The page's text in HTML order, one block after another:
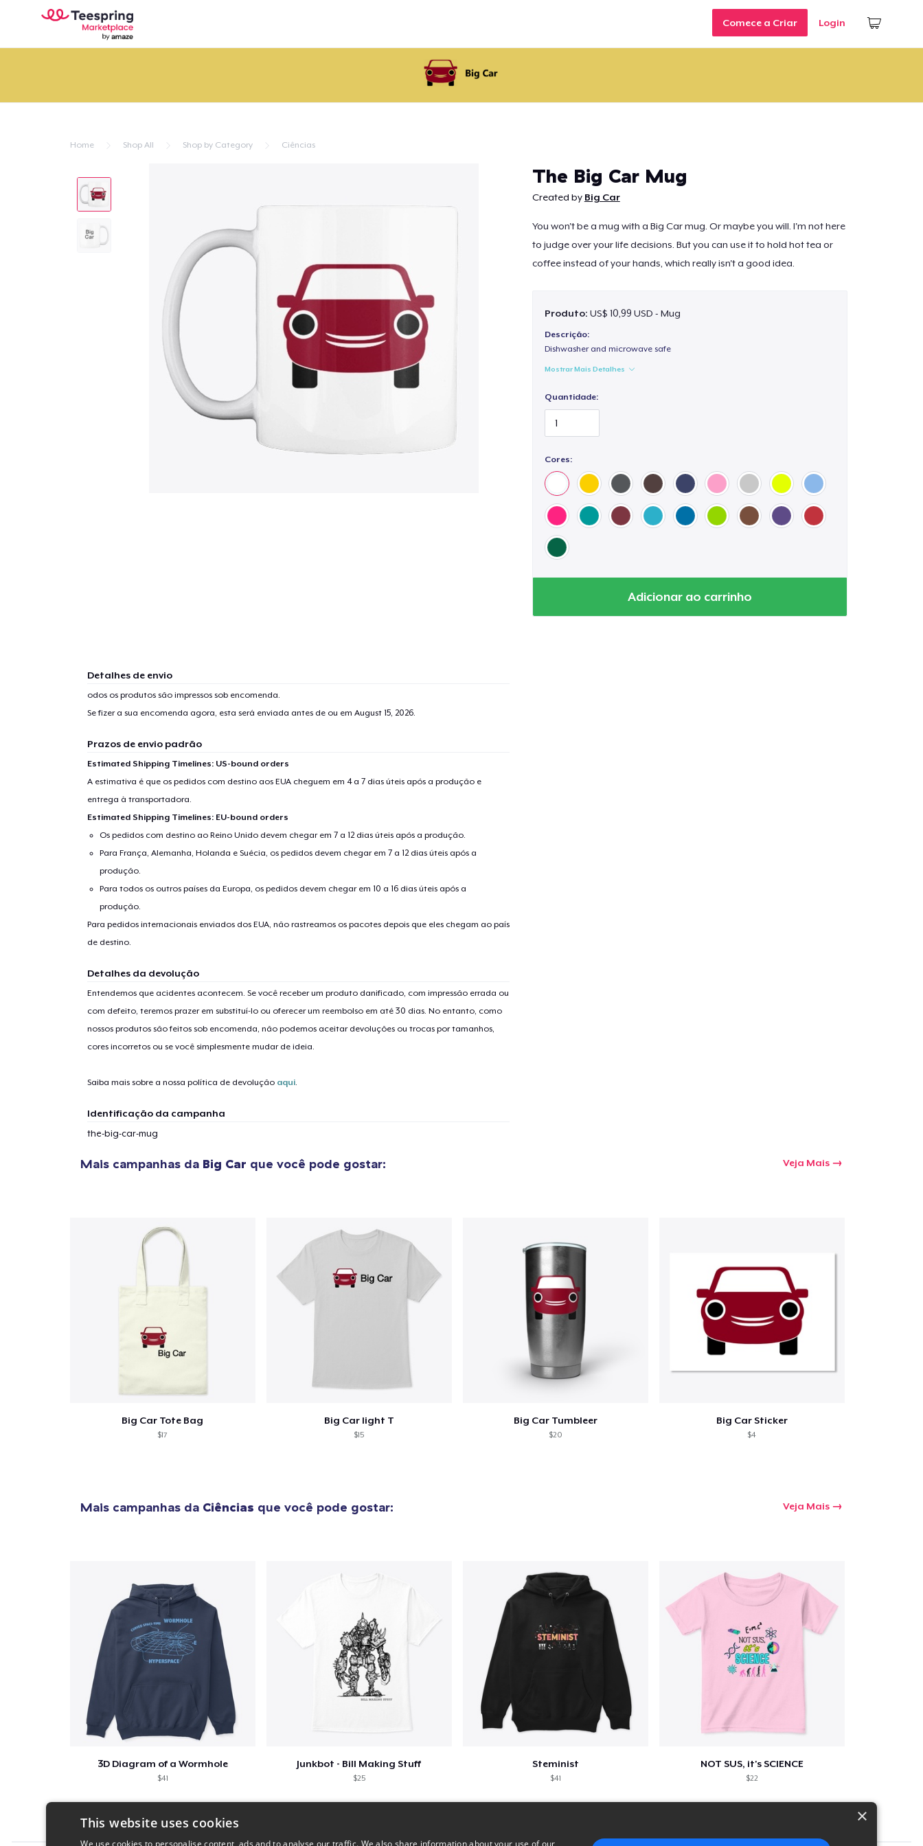
Comece a Criar Login
Home Shop All Shop by Category Ciências
The Big Car Mug
Created by Big Car
You won't be a mug with a Big Car mug. Or maybe you will. I'm not here
to judge over your life decisions. But you can use it to hold hot tea or
coffee instead of your hands, which really isn't a good idea.
Produto: US$ 10,99 USD - Mug
Descrição:
Dishwasher and microwave safe
Mostrar Mais Detalhes
Quantidade:
Cores:
Adicionar ao carrinho
Detalhes de envio
odos os produtos são impressos sob encomenda.
Se fizer a sua encomenda agora, esta será enviada antes de ou em August 15, 2026.
Prazos de envio padrão
Estimated Shipping Timelines: US-bound orders
A estimativa é que os pedidos com destino aos EUA cheguem em 4 a 7 dias úteis após a produção e
entrega à transportadora.
Estimated Shipping Timelines: EU-bound orders
Os pedidos com destino ao Reino Unido devem chegar em 7 a 12 dias úteis após a produção.
Para França, Alemanha, Holanda e Suécia, os pedidos devem chegar em 7 a 12 dias úteis após a
produção.
Para todos os outros países da Europa, os pedidos devem chegar em 10 a 16 dias úteis após a
produção.
Para pedidos internacionais enviados dos EUA, não rastreamos os pacotes depois que eles chegam ao país
de destino.
Detalhes da devolução
Entendemos que acidentes acontecem. Se você receber um produto danificado, com impressão errada ou
com defeito, teremos prazer em substituí-lo ou oferecer um reembolso em até 30 dias. No entanto, como
nossos produtos são feitos sob encomenda, não podemos aceitar devoluções ou trocas por tamanhos,
cores incorretos ou se você simplesmente mudar de ideia.
Saiba mais sobre a nossa política de devolução aqui.
Identificação da campanha
the-big-car-mug
Mais campanhas da Big Car que você pode gostar: Veja Mais
Big Car Tote Bag
$17
Big Car light T
$15
Big Car Tumbleer
$20
Big Car Sticker
$4
Mais campanhas da Ciências que você pode gostar: Veja Mais
3D Diagram of a Wormhole
$41
Junkbot - Bill Making Stuff
$25
Steminist
$41
NOT SUS, it's SCIENCE
$22
1artigo adicionado ao Carrinho
×
This website uses cookies
We use cookies to personalise content, ads and to analyse our traffic. We also share information about your use of our